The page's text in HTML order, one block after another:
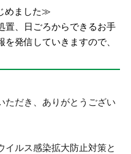
めました≫
置、日ごろからできるお手
発信していきますので、
ただき、ありがとうござい
イルス感染拡大防止対策と